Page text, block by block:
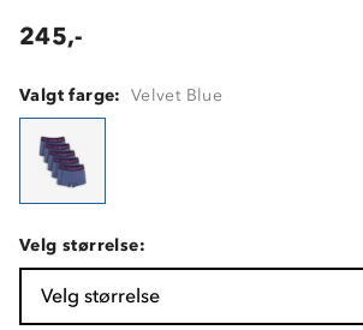
245,-
Valgt farge: Velvet Blue
Velg størrelse:
Velg størrelse